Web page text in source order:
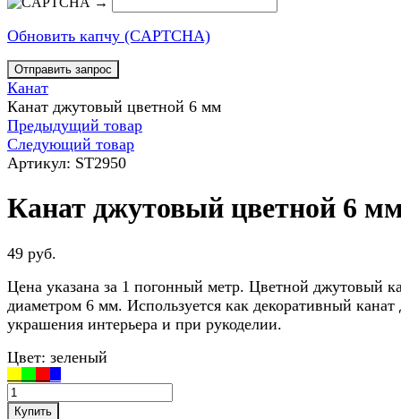
Обновить капчу (CAPTCHA)
Канат
Канат джутовый цветной 6 мм
Предыдущий товар
Следующий товар
Артикул: ST2950
Канат джутовый цветной 6
49 руб.
Цена указана за 1 погонный метр. Цветной джутовый
диаметром 6 мм. Используется как декоративный канат
украшения интерьера и при рукоделии.
Цвет: зеленый
Купить